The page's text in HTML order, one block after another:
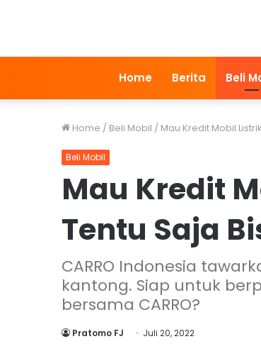
Home Berita Beli
Home / Beli Mobil / Mau Kredit Mobil
Beli Mobil
Mau Kredit
Tentu Saja
CARRO Indonesia
kantong. Siap untuk
bersama CARRO?
Pratomo FJ Juli 20, 2022